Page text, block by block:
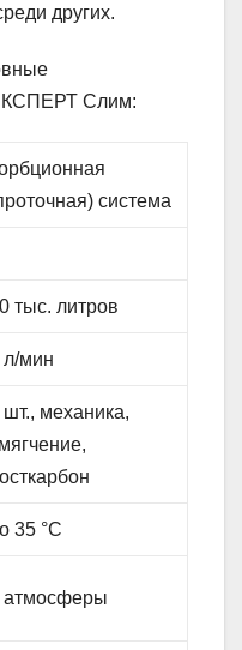
других.
Слим:
система
тыс. литров
л/мин
шт., механика,
35 °C
атмосферы